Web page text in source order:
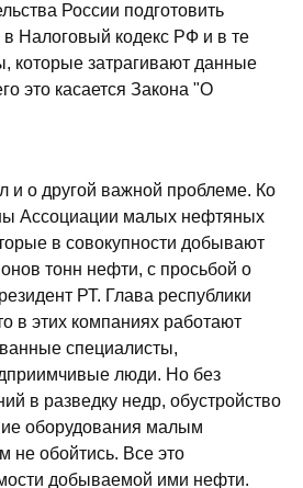
России подготовить
Налоговый кодекс РФ и в те
которые затрагивают данные
это касается Закона "О
о другой важной проблеме. Ко
Ассоциации малых нефтяных
в совокупности добывают
тонн нефти, с просьбой о
РТ. Глава республики
в этих компаниях работают
специалисты,
люди. Но без
в разведку недр, обустройство
оборудования малым
не обойтись. Все это
добываемой ими нефти.